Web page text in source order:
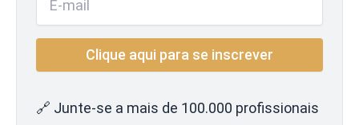
🔗 Junte-se a mais de 100.000 profissionais